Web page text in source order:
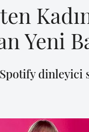
Yeni
dinleyici